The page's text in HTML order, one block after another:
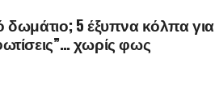
δωμάτιο; 5 έξυπνα κόλπα για
χωρίς φως